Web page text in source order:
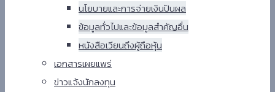
นโยบายและการจ่ายเงินปันผล
ข้อมูลทั่วไปและข้อมูลสำคัญอื่น
หนังสือเวียนถึงผู้ถือหุ้น
เอกสารเผยแพร่​
ข่าวแจ้งนักลงทุน